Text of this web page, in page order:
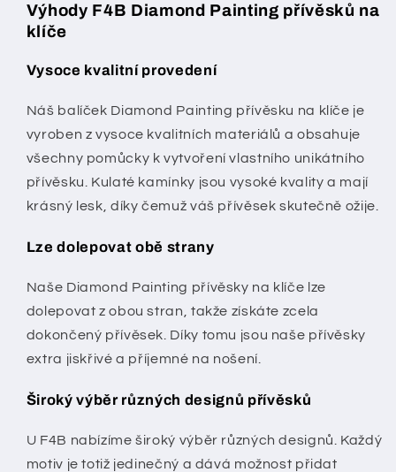
Výhody F4B Diamond Painting přívěsků na
klíče
Vysoce kvalitní provedení
Náš balíček Diamond Painting přívěsku na klíče je
vyroben z vysoce kvalitních materiálů a obsahuje
všechny pomůcky k vytvoření vlastního unikátního
přívěsku. Kulaté kamínky jsou vysoké kvality a mají
krásný lesk, díky čemuž váš přívěsek skutečně ožije.
Lze dolepovat obě strany
Naše Diamond Painting přívěsky na klíče lze
dolepovat z obou stran, takže získáte zcela
dokončený přívěsek. Díky tomu jsou naše přívěsky
extra jiskřivé a příjemné na nošení.
Široký výběr různých designů přívěsků
U F4B nabízíme široký výběr různých designů. Každý
motiv je totiž jedinečný a dává možnost přidat